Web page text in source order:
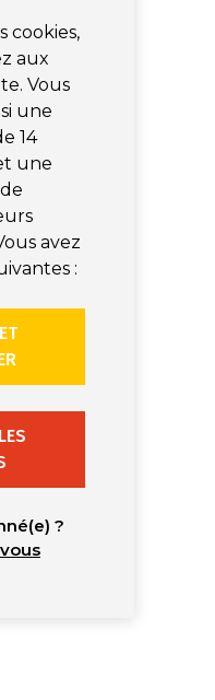
cookies,
aux
Vous
une
14
une
avez
:
?